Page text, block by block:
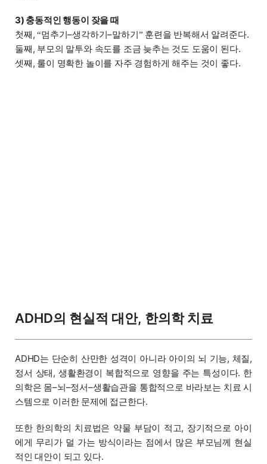
3) 충동적인 행동이 잦을 때
첫째,“멈추기–생각하기–말하기” 훈련을 반복해서 알려준다.
둘째, 부모의 말투와 속도를 조금 늦추는 것도 도움이 된다.
셋째, 룰이 명확한 놀이를 자주 경험하게 해주는 것이 좋다.
ADHD의 현실적 대안, 한의학 치료
ADHD는 단순히 산만한 성격이 아니라 아이의 뇌 기능, 체질,
정서 상태, 생활환경이 복합적으로 영향을 주는 특성이다. 한
의학은 몸–뇌–정서–생활습관을 통합적으로 바라보는 치료 시
스템으로 이러한 문제에 접근한다.
또한 한의학의 치료법은 약물 부담이 적고, 장기적으로 아이
에게 무리가 덜 가는 방식이라는 점에서 많은 부모님께 현실
적인 대안이 되고 있다.